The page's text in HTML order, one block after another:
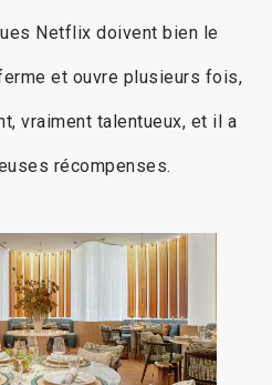
Netflix doivent bien le
et ouvre plusieurs fois,
vraiment talentueux, et il a
récompenses.